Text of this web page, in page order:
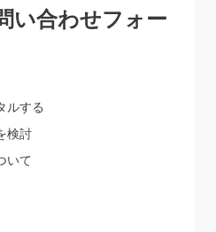
い合わせフォー
ルする
検討
いて